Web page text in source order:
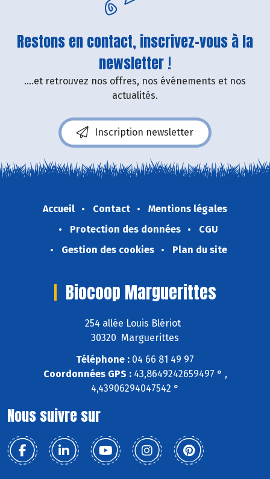
Restons en contact, inscrivez-vous à la
newsletter !
....et retrouvez nos offres, nos événements et nos
actualités.
Inscription newsletter
Accueil Contact
Mentions légales
Protection des données
CGU
Gestion des cookies
Plan du site
Biocoop Marguerittes
254 allée Louis Blériot
30320 Marguerittes
Téléphone : 04 66 81 49 97
Coordonnées GPS :43,8649242659497 ° ,
4,43906294047542 °
Nous suivre sur